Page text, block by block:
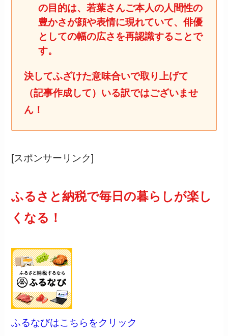
の目的は、若葉さんご本人の人間性の
豊かさが顔や表情に現れていて、俳優
としての幅の広さを再認識することで
す。
決してふざけた意味合いで取り上げて
（記事作成して）いる訳ではございませ
ん！
[スポンサーリンク]
ふるさと納税で毎日の暮らしが楽し
くなる！
ふるなびはこちらをクリック